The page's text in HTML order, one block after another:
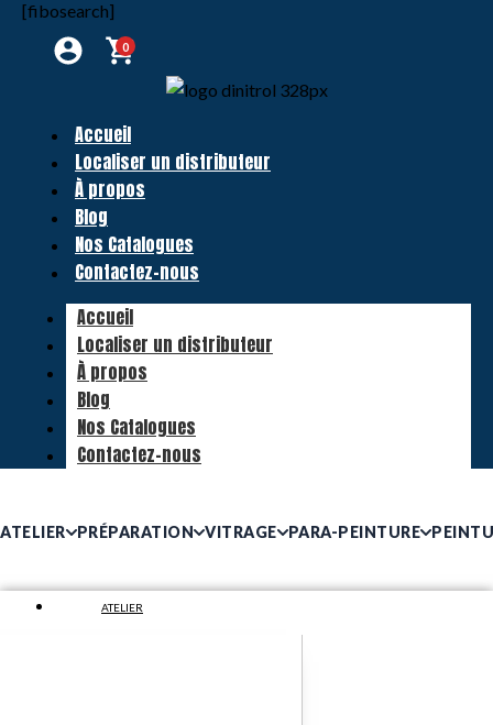
[fibosearch]
0
Accueil
Localiser un distributeur
À propos
Blog
Nos Catalogues
Contactez-nous
Accueil
Localiser un distributeur
À propos
Blog
Nos Catalogues
Contactez-nous
ATELIER PRÉPARATION VITRAGE PARA-PEINTURE
ATELIER